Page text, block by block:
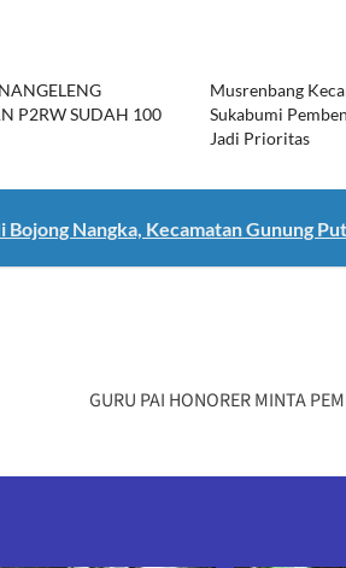
P2RW SUDAH 100
Musrenbang
Sukabumi
Jadi Prioritas
Nangka, Kecamatan Gunung
GURU PAI HONORER MINTA